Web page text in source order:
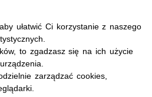
ułatwić Ci korzystanie z naszego
to zgadzasz się na ich użycie
zarządzać cookies,